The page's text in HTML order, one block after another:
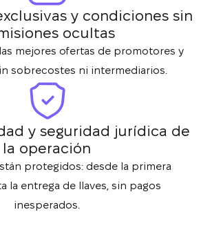
y condiciones sin
ocultas
mejores ofertas de promotores y
sobrecostes ni intermediarios.
y seguridad jurídica de
la operación
protegidos: desde la primera
la entrega de llaves, sin pagos
inesperados.